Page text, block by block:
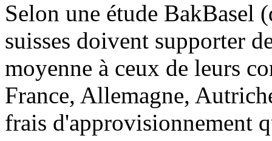
Selon une étude BakBasel
suisses doivent supporter
moyenne à ceux de leurs
France, Allemagne,
frais d'approvisionnement